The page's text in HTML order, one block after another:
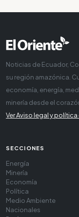
Noticias de Ecuador,
su región amazónica.
economía, energía,
minería desde el
Ver Aviso legal y
SECCIONES
Energía
Minería
Economía
Política
Medio Ambiente
Nacionales